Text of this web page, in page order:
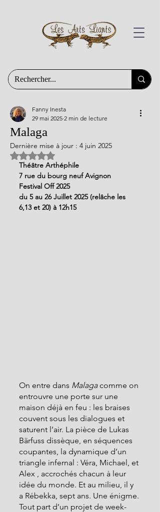
Malaga
Fanny Inesta
29 mai 2025 2 min de lecture
Dernière mise à jour : 4 juin 2025
Noté NaN étoiles sur 5.
Théâtre Arthéphile
7 rue du bourg neuf Avignon
Festival Off 2025
du 5 au 26 Juillet 2025 (relâche les
6,13 et 20) à 12h15
On entre dans Malaga comme on
entrouvre une porte sur une
maison déjà en feu : les braises
couvent sous les dialogues et
saturent l’air. La pièce de Lukas
Bärfuss dissèque, en séquences
coupantes, la dynamique d’un
triangle infernal : Véra, Michael, et
Alex , accrochés chacun à leur
idée du monde. Et au milieu, il y
a Rébekka, sept ans. Une énigme.
Tout part d’un projet de week-